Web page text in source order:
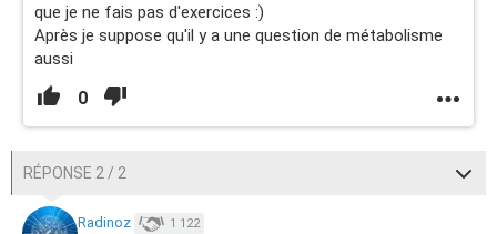
que je ne fais pas d'exercices :)
Après je suppose qu'il y a une question de métabolisme
aussi
0
RÉPONSE 2 / 2
Radinoz 1 122